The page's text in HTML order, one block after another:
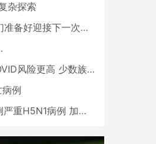
杂探索
接下一次大流行了吗？
高 少数族裔儿童存在差异
例
病例 加州进入紧急状态